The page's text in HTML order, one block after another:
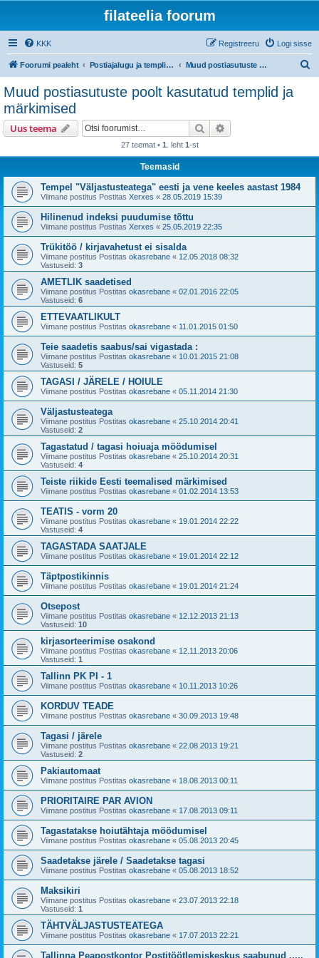
filateelia foorum
KKK Logi sisse
Registreeru
Foorumi pealeht Postiajalugu ja templijäljendite kogumine Muud postiasutuste poolt kasutatud templid ja märkimised
Muud postiasutuste poolt kasutatud templid ja
märkimised
Uus teema Otsi
27 teemat • 1 . leht 1-st
Teemasid
Tempel "Väljastusteatega" eesti ja vene keeles aastast 1984
Viimane postitus Postitas Xerxes « 28.05.2019 15:39
Hilinenud indeksi puudumise tõttu
Viimane postitus Postitas Xerxes « 25.05.2019 22:35
Trükitöö / kirjavahetust ei sisalda
Viimane postitus Postitas okasrebane « 12.05.2018 08:32
Vastuseid: 3
AMETLIK saadetised
Viimane postitus Postitas okasrebane « 02.01.2016 22:05
Vastuseid: 6
ETTEVAATLIKULT
Viimane postitus Postitas okasrebane « 11.01.2015 01:50
Teie saadetis saabus/sai vigastada :
Viimane postitus Postitas okasrebane « 10.01.2015 21:08
Vastuseid: 5
TAGASI / JÄRELE / HOIULE
Viimane postitus Postitas okasrebane « 05.11.2014 21:30
Väljastusteatega
Viimane postitus Postitas okasrebane « 25.10.2014 20:41
Vastuseid: 2
Tagastatud / tagasi hoiuaja möödumisel
Viimane postitus Postitas okasrebane « 25.10.2014 20:31
Vastuseid: 4
Teiste riikide Eesti teemalised märkimised
Viimane postitus Postitas okasrebane « 01.02.2014 13:53
TEATIS - vorm 20
Viimane postitus Postitas okasrebane « 19.01.2014 22:22
Vastuseid: 4
TAGASTADA SAATJALE
Viimane postitus Postitas okasrebane « 19.01.2014 22:12
Täptpostikinnis
Viimane postitus Postitas okasrebane « 19.01.2014 21:24
Otsepost
Viimane postitus Postitas okasrebane « 12.12.2013 21:13
Vastuseid: 10
kirjasorteerimise osakond
Viimane postitus Postitas okasrebane « 12.11.2013 20:06
Vastuseid: 1
Tallinn PK PI - 1
Viimane postitus Postitas okasrebane « 10.11.2013 10:26
KORDUV TEADE
Viimane postitus Postitas okasrebane « 30.09.2013 19:48
Tagasi / järele
Viimane postitus Postitas okasrebane « 22.08.2013 19:21
Vastuseid: 2
Pakiautomaat
Viimane postitus Postitas okasrebane « 18.08.2013 00:11
PRIORITAIRE PAR AVION
Viimane postitus Postitas okasrebane « 17.08.2013 09:11
Tagastatakse hoiutähtaja möödumisel
Viimane postitus Postitas okasrebane « 05.08.2013 20:45
Saadetakse järele / Saadetakse tagasi
Viimane postitus Postitas okasrebane « 05.08.2013 18:52
Maksikiri
Viimane postitus Postitas okasrebane « 23.07.2013 22:18
Vastuseid: 1
TÄHTVÄLJASTUSTEATEGA
Viimane postitus Postitas okasrebane « 17.07.2013 22:21
Tallinna Peapostkontor Postitöötlemiskeskus saabunud .....